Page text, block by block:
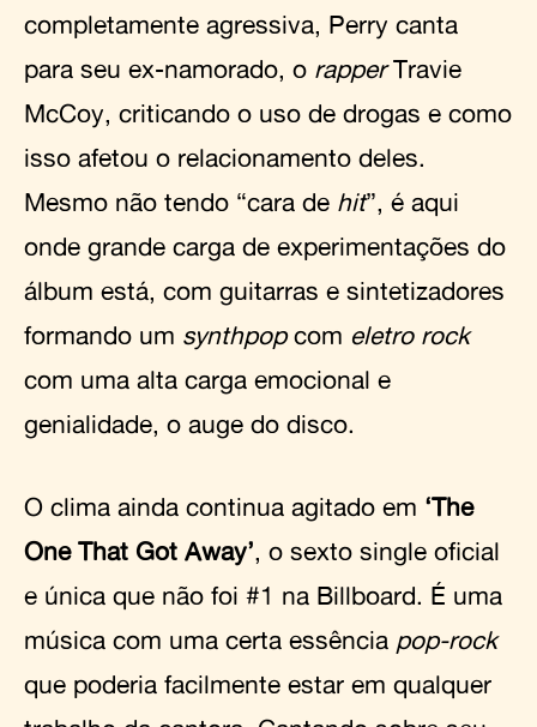
completamente agressiva, Perry canta
para seu ex-namorado, o rapperTravie
McCoy, criticando o uso de drogas e como
isso afetou o relacionamento deles.
Mesmo não tendo “cara de hit”, é aqui
onde grande carga de experimentações do
álbum está, com guitarras e sintetizadores
formando um synthpopcom eletro rock
com uma alta carga emocional e
genialidade, o auge do disco.
O clima ainda continua agitado em ‘The
One That Got Away’, o sexto single oficial
e única que não foi #1 na Billboard. É uma
música com uma certa essência pop-rock
que poderia facilmente estar em qualquer